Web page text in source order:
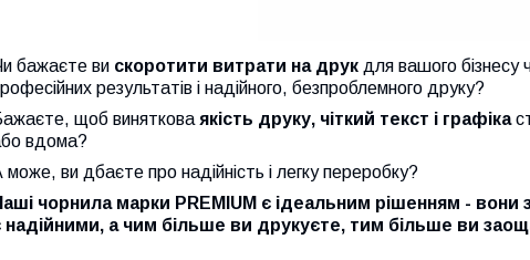
бажаєте ви скоротити витрати на друк для вашого бізнесу
результатів і надійного, безпроблемного друку?
щоб виняткова якість друку, чіткий текст і графіка
вдома?
може, ви дбаєте про надійність і легку переробку?
чорнила марки PREMIUM є ідеальним рішенням - вони
надійними, а чим більше ви друкуєте, тим більше ви